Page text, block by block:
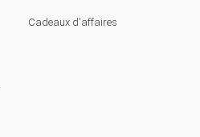
Cadeaux d'affaires